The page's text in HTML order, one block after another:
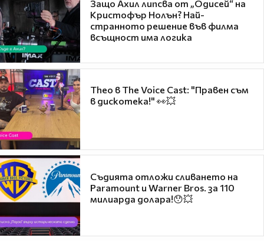
Защо Ахил липсва от „Одисей“ на
Кристофър Нолън? Най-
странното решение във филма
всъщност има логика
Theo в The Voice Cast: "Правен съм
в дискотека!" 👀💥
Съдията отложи сливането на
Paramount и Warner Bros. за 110
милиарда долара!😯💥